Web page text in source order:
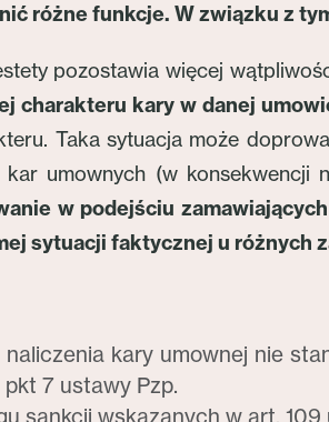
różne funkcje. W związku z
pozostawia więcej
charakteru kary w danej
Taka sytuacja może
umownych (w konsekwencji
w podejściu
sytuacji faktycznej u różnych
kary umownej nie
pkt 7 ustawy Pzp.
sankcji wskazanych w art.